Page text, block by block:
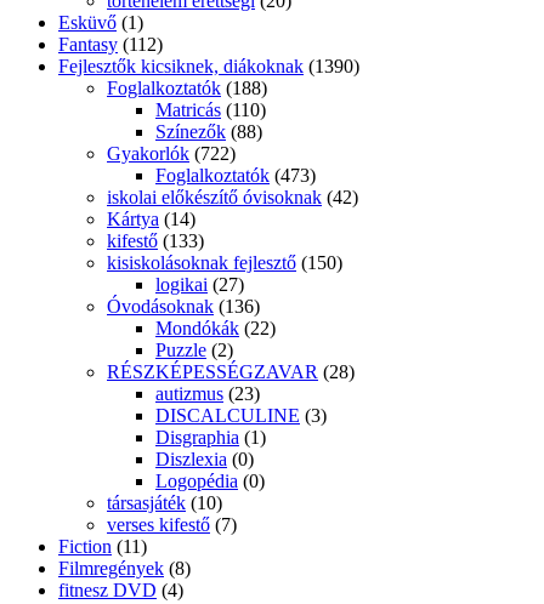
Esküvő (1)
Fantasy (112)
Fejlesztők kicsiknek, diákoknak (1390)
Foglalkoztatók (188)
Matricás (110)
Színezők (88)
Gyakorlók (722)
Foglalkoztatók (473)
iskolai előkészítő óvisoknak (42)
Kártya (14)
kifestő (133)
kisiskolásoknak fejlesztő (150)
logikai (27)
Óvodásoknak (136)
Mondókák (22)
Puzzle (2)
RÉSZKÉPESSÉGZAVAR (28)
autizmus (23)
DISCALCULINE (3)
Disgraphia (1)
Diszlexia (0)
Logopédia (0)
társasjáték (10)
verses kifestő (7)
Fiction (11)
Filmregények (8)
fitnesz DVD (4)